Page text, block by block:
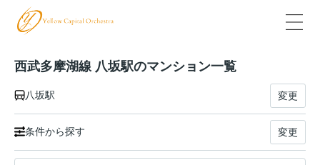
西武多摩湖線 八坂駅のマンション一覧
八坂駅 変更
条件から探す 変更